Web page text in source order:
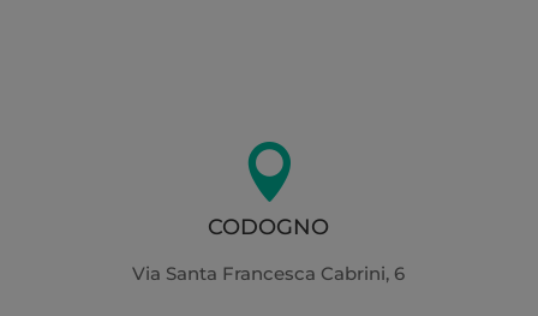

CODOGNO
Via Santa Francesca Cabrini, 6